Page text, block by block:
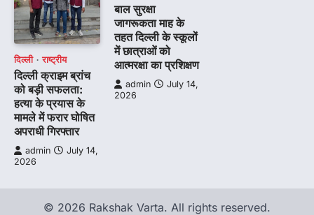
दिल्ली राष्ट्रीय
दिल्ली क्राइम ब्रांच
को बड़ी सफलता:
हत्या के प्रयास के
मामले में फरार घोषित
अपराधी गिरफ्तार
admin
July 14,
2026
बाल सुरक्षा
जागरूकता माह के
तहत दिल्ली के स्कूलों
में छात्राओं को
आत्मरक्षा का प्रशिक्षण
admin
July 14,
2026
© 2026 Rakshak Varta. All rights reserved.